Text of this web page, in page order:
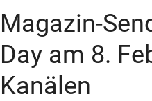
Magazin-
Day am 8.
Kanälen